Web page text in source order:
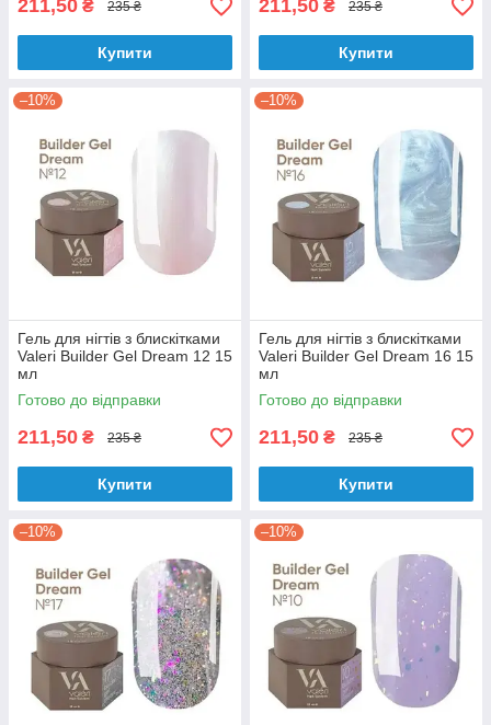
211,50 ₴ 235 ₴
Купити
211,50 ₴ 235 ₴
Купити
–10%
Гель для нігтів з блискітками
Valeri Builder Gel Dream 12 15
мл
Готово до відправки
211,50 ₴ 235 ₴
Купити
–10%
Гель для нігтів з блискітками
Valeri Builder Gel Dream 16 15
мл
Готово до відправки
211,50 ₴ 235 ₴
Купити
–10% –10%